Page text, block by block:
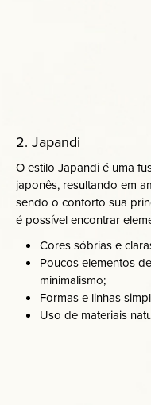
2. Japandi
O estilo Japandi é uma
japonês, resultando em
sendo o conforto sua
é possível encontrar
Cores sóbrias e
Poucos elementos
minimalismo;
Formas e linhas
Uso de materiais